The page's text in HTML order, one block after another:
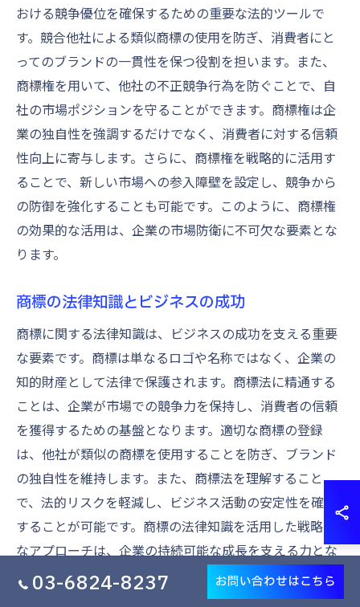
おける競争優位を確保するための重要な法的ツールで
す。競合他社による類似商標の使用を防ぎ、消費者にと
ってのブランドの一貫性を保つ役割を担います。また、
商標権を用いて、他社の不正競争行為を防ぐことで、自
社の市場ポジションを守ることができます。商標権は企
業の独自性を強調するだけでなく、消費者に対する信頼
性向上に寄与します。さらに、商標権を戦略的に活用す
ることで、新しい市場への参入障壁を設定し、競争から
の防御を強化することも可能です。このように、商標権
の効果的な活用は、企業の市場防衛に不可欠な要素とな
ります。
商標の法律知識とビジネスの成功
商標に関する法律知識は、ビジネスの成功を支える重要
な要素です。商標は単なるロゴや名称ではなく、企業の
知的財産として法律で保護されます。商標法に精通する
ことは、企業が市場での競争力を保持し、消費者の信頼
を獲得するための基盤となります。適切な商標の登録
は、他社が類似の商標を使用することを防ぎ、ブランド
の独自性を維持します。また、商標法を理解すること
で、法的リスクを軽減し、ビジネス活動の安定性を確保
することが可能です。商標の法律知識を活用した戦略的
なアプローチは、企業の持続可能な成長を支える力とな
ります。これにより、商標を通じて企業は新たな市場機
会を探ることができ、競争優位性をさらに高めることが
03-6824-8237 お問い合わせはこちら